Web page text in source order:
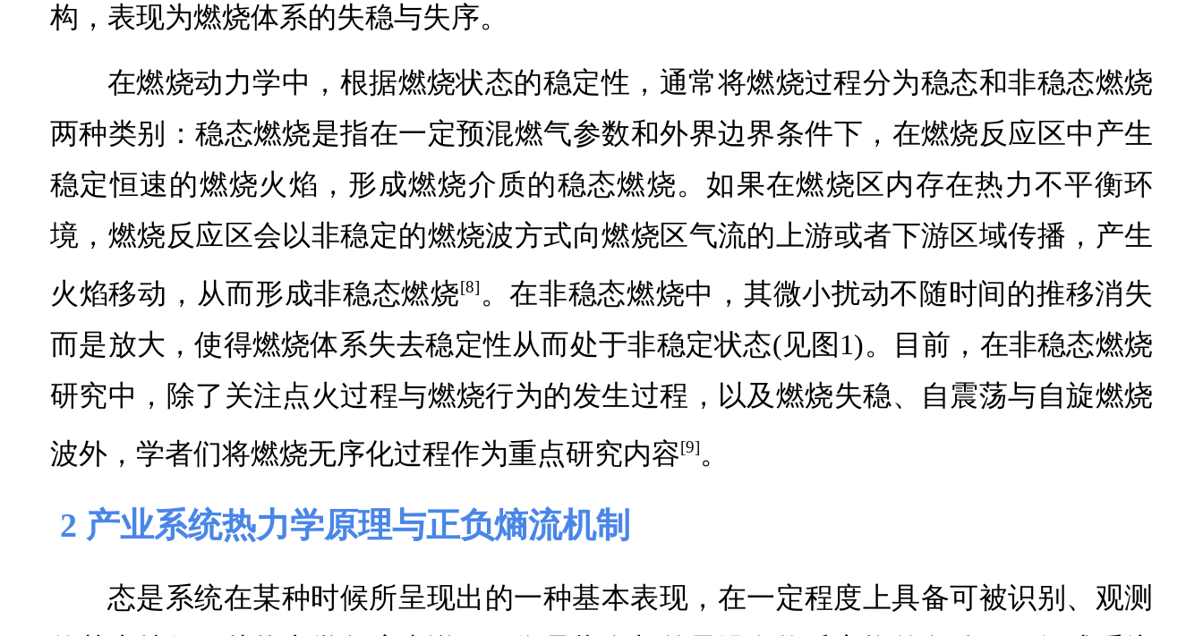
构，表现为燃烧体系的失稳与失序。
在燃烧动力学中，根据燃烧状态的稳定性，通常将燃烧过程分为稳态和非稳态燃烧
两种类别：稳态燃烧是指在一定预混燃气参数和外界边界条件下，在燃烧反应区中产生
稳定恒速的燃烧火焰，形成燃烧介质的稳态燃烧。如果在燃烧区内存在热力不平衡环
境，燃烧反应区会以非稳定的燃烧波方式向燃烧区气流的上游或者下游区域传播，产生
火焰移动，从而形成非稳态燃烧[8] 。在非稳态燃烧中，其微小扰动不随时间的推移消失
而是放大，使得燃烧体系失去稳定性从而处于非稳定状态(见图1)。目前，在非稳态燃烧
研究中，除了关注点火过程与燃烧行为的发生过程，以及燃烧失稳、自震荡与自旋燃烧
波外，学者们将燃烧无序化过程作为重点研究内容[9]。
2 产业系统热力学原理与正负熵流机制
态是系统在某种时候所呈现出的一种基本表现，在一定程度上具备可被识别、观测